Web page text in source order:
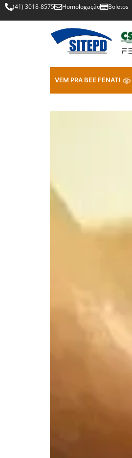
(41) 3018-8575 Homologação Boletos
VEM PRA BEE FENATI